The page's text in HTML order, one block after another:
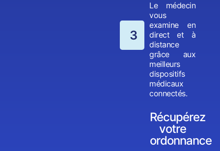
3
Le médecin
vous
examine en
direct et à
distance
grâce aux
meilleurs
dispositifs
médicaux
connectés.
Récupérez
votre
ordonnance